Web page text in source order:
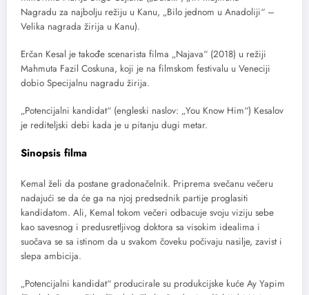
Nagradu za najbolju režiju u Kanu, „Bilo jednom u Anadoliji“ –
Velika nagrada žirija u Kanu).
Erčan Kesal je takođe scenarista filma „Najava“ (2018) u režiji
Mahmuta Fazil Coskuna, koji je na filmskom festivalu u Veneciji
dobio Specijalnu nagradu žirija.
„Potencijalni kandidat“ (engleski naslov: „You Know Him“) Kesalov
je rediteljski debi kada je u pitanju dugi metar.
Sinopsis filma
Kemal želi da postane gradonačelnik. Priprema svečanu večeru
nadajući se da će ga na njoj predsednik partije proglasiti
kandidatom. Ali, Kemal tokom večeri odbacuje svoju viziju sebe
kao savesnog i predusretljivog doktora sa visokim idealima i
suočava se sa istinom da u svakom čoveku počivaju nasilje, zavist i
slepa ambicija.
„Potencijalni kandidat“ producirale su produkcijske kuće Ay Yapim